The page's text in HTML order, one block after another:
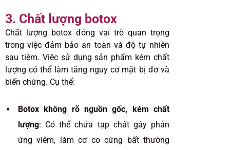
3. Chất lượng botox
Chất lượng botox đóng vai trò quan trọng
trong việc đảm bảo an toàn và độ tự nhiên
sau tiêm. Việc sử dụng sản phẩm kém chất
lượng có thể làm tăng nguy cơ mặt bị đơ và
biến chứng. Cụ thể:
Botox không rõ nguồn gốc, kém chất
lượng: Có thể chứa tạp chất gây phản
ứng viêm, làm cơ co cứng bất thường